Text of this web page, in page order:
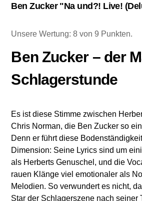
Ben Zucker "Na und?! Live!
Unsere Wertung: 8 von 9 Punkten.
Ben Zucker – der
Schlagerstunde
Es ist diese Stimme zwischen
Chris Norman, die Ben Zucker so
Denn er führt diese
Dimension: Seine Lyrics sind um
als Herberts Genuschel, und die
rauen Klänge viel emotionaler als
Melodien. So verwundert es nicht,
Star der Schlagerszene nach seiner